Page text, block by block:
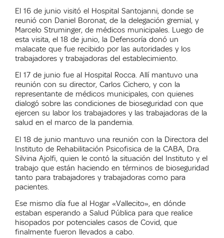
El 16 de junio visitó el Hospital Santojanni, donde se
reunió con Daniel Boronat, de la delegación gremial, y
Marcelo Struminger, de médicos municipales. Luego de
esta visita, el 18 de junio, la Defensoría donó un
malacate que fue recibido por las autoridades y los
trabajadores y trabajadoras del establecimiento.
El 17 de junio fue al Hospital Rocca. Allí mantuvo una
reunión con su director, Carlos Cichero, y con la
representante de médicos municipales, con quienes
dialogó sobre las condiciones de bioseguridad con que
ejercen su labor los trabajadores y las trabajadoras de la
salud en el marco de la pandemia.
El 18 de junio mantuvo una reunión con la Directora del
Instituto de Rehabilitación Psicofisica de la CABA, Dra.
Silvina Ajolfi, quien le contó la situación del Instituto y el
trabajo que están haciendo en términos de bioseguridad
tanto para trabajadores y trabajadoras como para
pacientes.
Ese mismo día fue al Hogar «Vallecito», en dónde
estaban esperando a Salud Pública para que realice
hisopados por potenciales casos de Covid, que
finalmente fueron llevados a cabo.